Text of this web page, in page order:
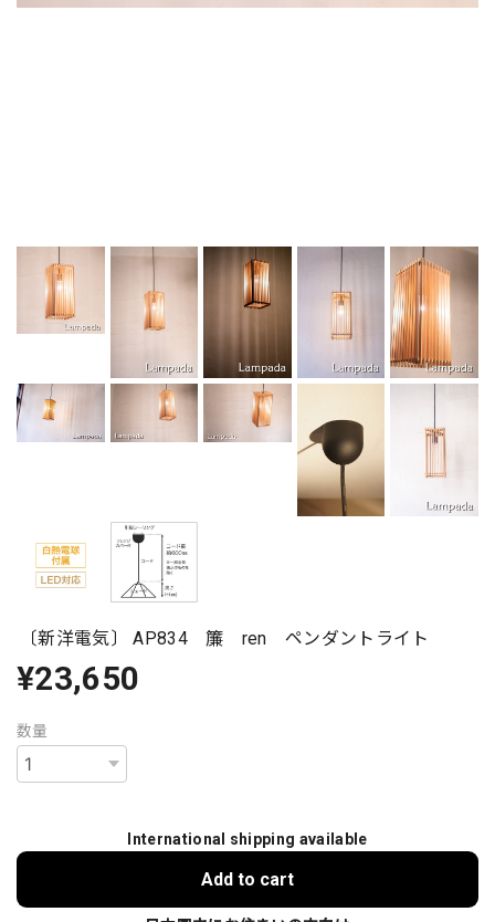
〔新洋電気〕 AP834 簾 ren ペンダントライト
¥23,650
数量
International shipping available
Add to cart